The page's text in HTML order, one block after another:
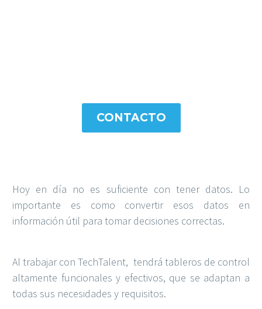
CONTACTO
Hoy en día no es suficiente con tener datos. Lo
importante es como convertir esos datos en
información útil para tomar decisiones correctas.
Al trabajar con TechTalent, tendrá tableros de control
altamente funcionales y efectivos, que se adaptan a
todas sus necesidades y requisitos.